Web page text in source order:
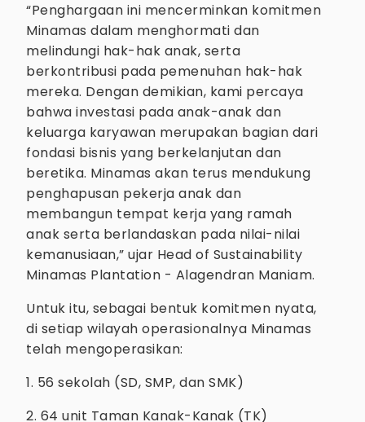
“Penghargaan ini mencerminkan komitmen
Minamas dalam menghormati dan
melindungi hak-hak anak, serta
berkontribusi pada pemenuhan hak-hak
mereka. Dengan demikian, kami percaya
bahwa investasi pada anak-anak dan
keluarga karyawan merupakan bagian dari
fondasi bisnis yang berkelanjutan dan
beretika. Minamas akan terus mendukung
penghapusan pekerja anak dan
membangun tempat kerja yang ramah
anak serta berlandaskan pada nilai-nilai
kemanusiaan,” ujar Head of Sustainability
Minamas Plantation - Alagendran Maniam.
Untuk itu, sebagai bentuk komitmen nyata,
di setiap wilayah operasionalnya Minamas
telah mengoperasikan:
1. 56 sekolah (SD, SMP, dan SMK)
2. 64 unit Taman Kanak-Kanak (TK)